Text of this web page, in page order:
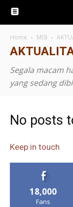
Home MISI
Segala macam
yang sedang
No posts
Keep in touch
18,000
Fans